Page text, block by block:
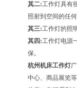
其二:工作灯具有
照射到空间的任何
其三:工作灯的照
其四:工作灯电源
保。
杭州机床工作灯
中心、商品展览等